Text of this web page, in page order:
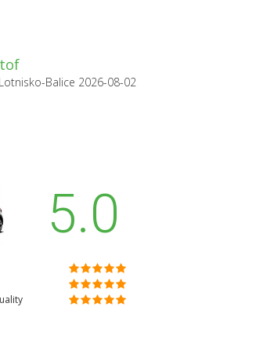
Balice 2026-08-02
5.0